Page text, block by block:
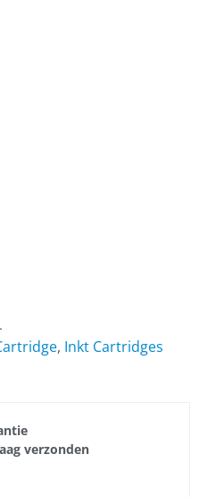
, Inkt Cartridges
verzonden